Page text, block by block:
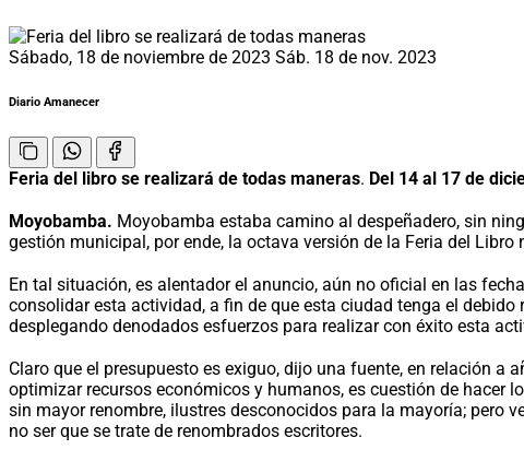
Sábado, 18 de noviembre de 2023 Sáb. 18 de nov. 2023
Diario Amanecer
Feria del libro se realizará de todas maneras. Del 14 al 17 de
Moyobamba. Moyobamba estaba camino al despeñadero, sin
gestión municipal, por ende, la octava versión de la Feria del Libro
En tal situación, es alentador el anuncio, aún no oficial en las
consolidar esta actividad, a fin de que esta ciudad tenga el
desplegando denodados esfuerzos para realizar con éxito esta
Claro que el presupuesto es exiguo, dijo una fuente, en relación
optimizar recursos económicos y humanos, es cuestión de hacer
sin mayor renombre, ilustres desconocidos para la mayoría; pero
no ser que se trate de renombrados escritores.